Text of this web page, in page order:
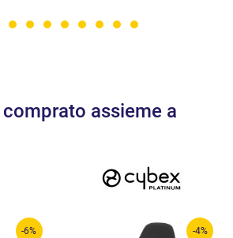
comprato assieme a
-6% -4%